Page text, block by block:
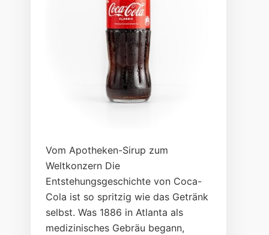
Vom Apotheken-Sirup zum
Weltkonzern Die
Entstehungsgeschichte von Coca-
Cola ist so spritzig wie das Getränk
selbst. Was 1886 in Atlanta als
medizinisches Gebräu begann,